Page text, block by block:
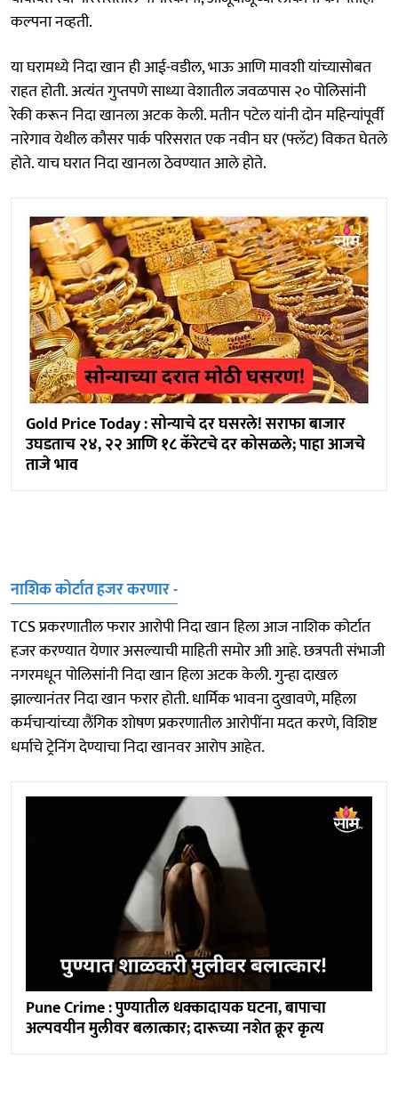
कल्पना नव्हती.
या घरामध्ये निदा खान ही आई-वडील, भाऊ आणि मावशी यांच्यासोबत
राहत होती. अत्यंत गुप्तपणे साध्या वेशातील जवळपास २० पोलिसांनी
रेकी करून निदा खानला अटक केली. मतीन पटेल यांनी दोन महिन्यांपूर्वी
नारेगाव येथील कौसर पार्क परिसरात एक नवीन घर (फ्लॅट) विकत घेतले
होते. याच घरात निदा खानला ठेवण्यात आले होते.
Gold Price Today : सोन्याचे दर घसरले! सराफा बाजार
उघडताच २४, २२ आणि १८ कॅरेटचे दर कोसळले; पाहा आजचे
ताजे भाव
नाशिक कोर्टात हजर करणार -
TCS प्रकरणातील फरार आरोपी निदा खान हिला आज नाशिक कोर्टात
हजर करण्यात येणार असल्याची माहिती समोर आी आहे. छत्रपती संभाजी
नगरमधून पोलिसांनी निदा खान हिला अटक केली. गुन्हा दाखल
झाल्यानंतर निदा खान फरार होती. धार्मिक भावना दुखावणे, महिला
कर्मचाऱ्यांच्या लैंगिक शोषण प्रकरणातील आरोपींना मदत करणे, विशिष्ट
धर्माचे ट्रेनिंग देण्याचा निदा खानवर आरोप आहेत.
Pune Crime : पुण्यातील धक्कादायक घटना, बापाचा
अल्पवयीन मुलीवर बलात्कार; दारूच्या नशेत क्रूर कृत्य